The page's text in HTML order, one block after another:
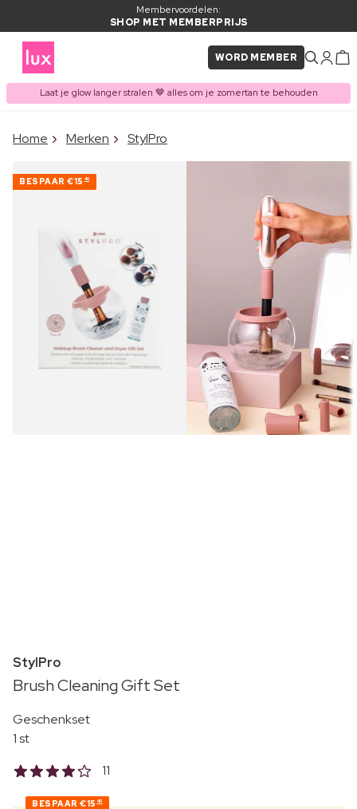
Membervoordelen:
SHOP MET MEMBERPRIJS
WORD MEMBER
Laat je glow langer stralen 🤎 alles om je zomertan te behouden
ITEM TOEGEVOEGD AAN
Vaak samen gekocht met
Home Merken StylPro
BESPAAR €15 40
StylPro
Brush Cleaning Gift Set
Geschenkset
1 st
11
BESPAAR €15 40